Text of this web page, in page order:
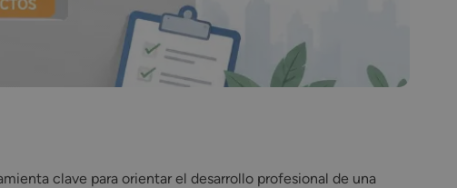
clave para orientar el desarrollo profesional de una